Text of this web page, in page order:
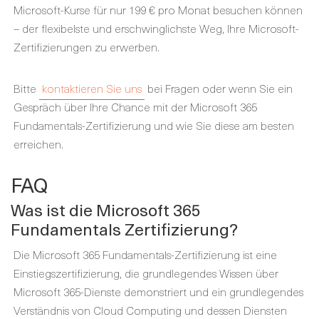
Microsoft-Kurse für nur 199 € pro Monat besuchen können
– der flexibelste und erschwinglichste Weg, Ihre Microsoft-
Zertifizierungen zu erwerben.
Bitte kontaktieren Sie uns bei Fragen oder wenn Sie ein
Gespräch über Ihre Chance mit der Microsoft 365
Fundamentals-Zertifizierung und wie Sie diese am besten
erreichen.
FAQ
Was ist die Microsoft 365
Fundamentals Zertifizierung?
Die Microsoft 365 Fundamentals-Zertifizierung ist eine
Einstiegszertifizierung, die grundlegendes Wissen über
Microsoft 365-Dienste demonstriert und ein grundlegendes
Verständnis von Cloud Computing und dessen Diensten